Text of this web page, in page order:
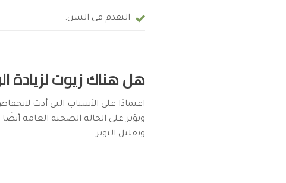
التقدم في السن.
هل هناك زيوت لزيادة
اعتمادًا على الأسباب التي أدت
وتؤثر على الحالة الصحية العامة
وتقليل التوتر.